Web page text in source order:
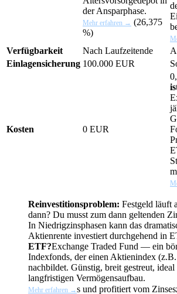
der Ansparphase.
Mehr erfahren → (26,375
%)
Verfügbarkeit Nach Laufzeitende
Einlagensicherung 100.000 EUR
Kosten 0 EUR
Reinvestitionsproblem: Festgeld läuft
dann? Du musst zum dann geltenden
In Niedrigzinsphasen kann das
Aktienrente investiert durchgehend in
ETF?Exchange Traded Fund — ein
Indexfonds, der einen Aktienindex
nachbildet. Günstig, breit gestreut,
langfristigen Vermögensaufbau.
Mehr erfahren →s und profitiert vom